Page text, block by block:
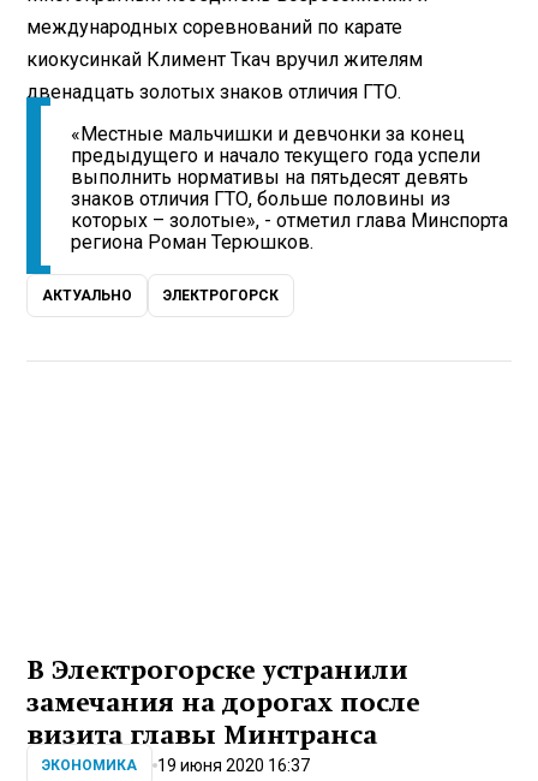
международных соревнований по карате
киокусинкай Климент Ткач вручил жителям
двенадцать золотых знаков отличия ГТО.
«Местные мальчишки и девчонки за конец
предыдущего и начало текущего года успели
выполнить нормативы на пятьдесят девять
знаков отличия ГТО, больше половины из
которых – золотые», - отметил глава Минспорта
региона Роман Терюшков.
АКТУАЛЬНО ЭЛЕКТРОГОРСК
В Электрогорске устранили
замечания на дорогах после
визита главы Минтранса
ЭКОНОМИКА 19 июня 2020 16:37